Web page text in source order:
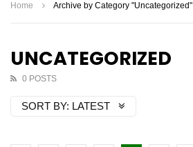
Home Archive by Category "Uncategorized"
UNCATEGORIZED
0 POSTS
SORT BY: LATEST